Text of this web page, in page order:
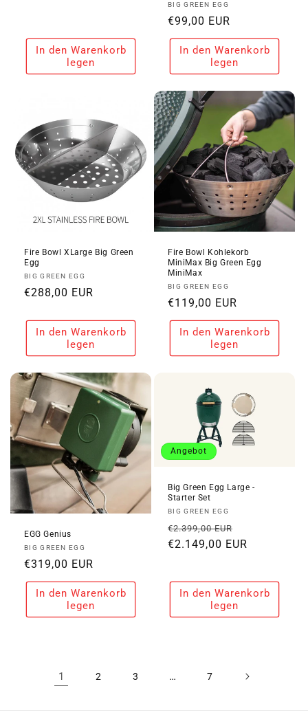
In den Warenkorb
legen
Anbieter:
BIG GREEN EGG
Normaler
Preis
€99,00 EUR
In den Warenkorb
legen
Fire Bowl XLarge Big Green
Egg
Anbieter:
BIG GREEN EGG
Normaler
€288,00 EUR
In den Warenkorb
legen
Fire Bowl Kohlekorb
MiniMax Big Green Egg
MiniMax
Anbieter:
BIG GREEN EGG
Normaler
Preis
€119,00 EUR
In den Warenkorb
legen
EGG Genius
Anbieter:
BIG GREEN EGG
Normaler
Preis
€319,00 EUR
In den Warenkorb
legen
Angebot
Big Green Egg Large -
Starter Set
Anbieter:
BIG GREEN EGG
Normaler
Preis
€2.399,00 EUR
€2.149,00 EUR
In den Warenkorb
legen
1 2 3 … 7